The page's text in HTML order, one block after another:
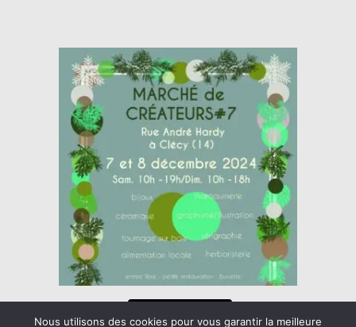
Nous utilisons des cookies pour vous garantir la meilleure